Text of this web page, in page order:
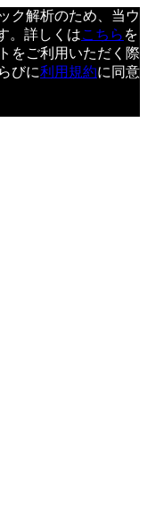
ク解析のため、当ウ
。詳しくはこちら を
をご利用いただく際
びに利用規約に同意